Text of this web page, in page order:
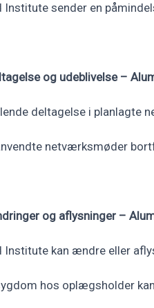
Institute sender en
og udeblivelse –
deltagelse i planlagte
netværksmøder
og aflysninger –
Institute kan ændre eller
hos oplægsholder